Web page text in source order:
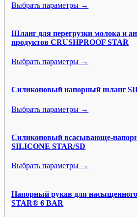
Выбрать параметры →
Шланг для перегрузки молока и
продуктов CRUSHPROOF STAR
Выбрать параметры →
Силиконовый напорный шланг
Выбрать параметры →
Силиконовый всасывающе-
SILICONE STAR/SD
Выбрать параметры →
Напорный рукав для
STAR® 6 BAR